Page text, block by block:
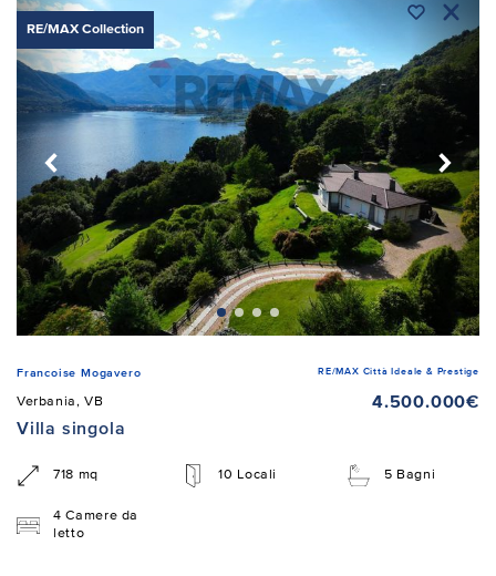
RE/MAX Collection
Francoise Mogavero RE/MAX Città Ideale & Prestige
Verbania, VB
4.500.000€
Villa singola
718 mq 10 Locali 5 Bagni
4 Camere da
letto